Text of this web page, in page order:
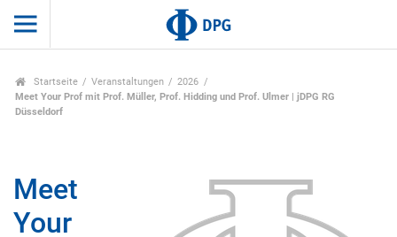
Startseite Veranstaltungen
2026
Meet Your Prof mit Prof. Müller, Prof. Hidding und Prof. Ulmer | jDPG RG
Düsseldorf
Meet
Your